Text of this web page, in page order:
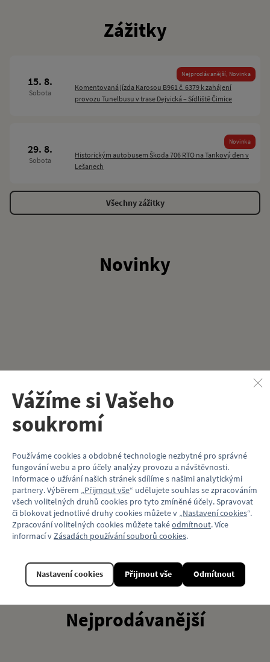
Doprodej dětských
velikostíza 139 Kč
Nové pěnové modely
M1 a KT8D5!
Zážitky
15. 8.
Sobota
Nejprodávanější, Novinka
Komentovaná jízda Karosou B961 č. 6379 k zahájení
provozu Tunelbusu v trase Dejvická – Sídliště Čimice
29. 8.
Sobota
Novinka
Historickým autobusem Škoda 706 RTO na Tankový den v
Lešanech
Všechny zážitky
Novinky
Nejprodávanější
Vážíme si Vašeho
soukromí
Používáme cookies a obdobné technologie nezbytné pro správné
fungování webu a pro účely analýzy provozu a návštěvnosti.
Informace o užívání našich stránek sdílíme s našimi analytickými
partnery. Výběrem „Přijmout vše“ udělujete souhlas se zpracováním
všech volitelných druhů cookies pro tyto zmíněné účely. Spravovat
či blokovat jednotlivé druhy cookies můžete v „Nastavení cookies“.
Zpracování volitelných cookies můžete takéodmítnout. Více
informací v Zásadách používání souborů cookies.
Odmítnout
Nastavení cookies Přijmout vše